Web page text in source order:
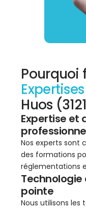
Pourquoi
Expertises
Huos
Expertise et
Nos experts sont
des formations
réglementations
pointe
Nous utilisons les